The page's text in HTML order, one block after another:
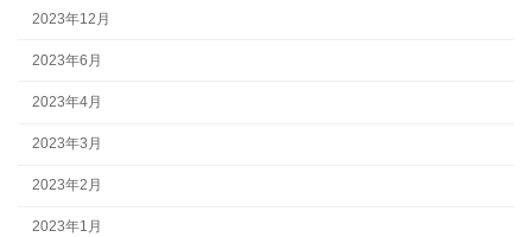
2023年12月
2023年6月
2023年4月
2023年3月
2023年2月
2023年1月